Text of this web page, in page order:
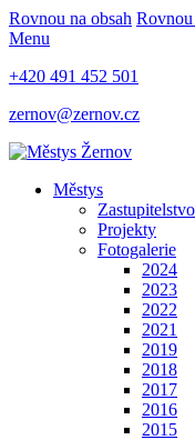
Rovnou na obsah Rovnou
Menu
+420 491 452 501
zernov@zernov.cz
Městys
Zastupitelstvo
Projekty
Fotogalerie
2024
2023
2022
2021
2019
2018
2017
2016
2015